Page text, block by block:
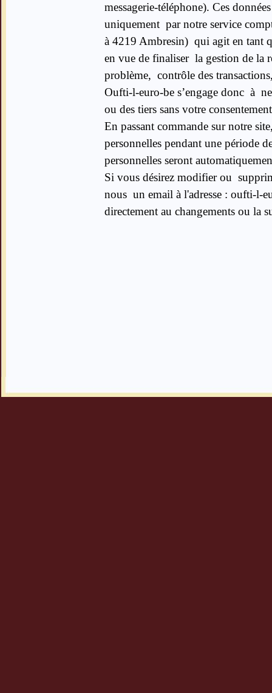
messagerie-téléphone). Ces
uniquement par notre service
à 4219 Ambresin) qui agit en tant
en vue de finaliser la gestion de la
problème, contrôle des
Oufti-l-euro-be s’engage donc à
ou des tiers sans votre
En passant commande sur notre
personnelles pendant une période
personnelles seront
Si vous désirez modifier ou
nous un email à l'adresse : oufti-l-
directement au changements ou la